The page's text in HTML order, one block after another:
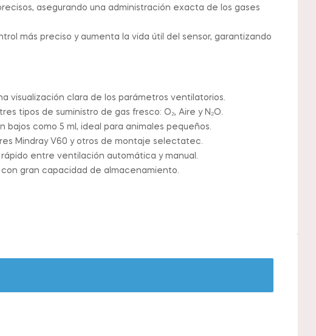
asegurando una administración exacta de los gases
más preciso y aumenta la vida útil del sensor, garantizando
visualización clara de los parámetros ventilatorios.
tipos de suministro de gas fresco: O₂, Aire y N₂O.
como 5 ml, ideal para animales pequeños.
Mindray V60 y otros de montaje selectatec.
entre ventilación automática y manual.
gran capacidad de almacenamiento.